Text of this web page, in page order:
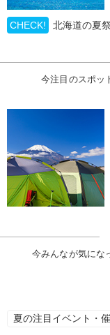
CHECK! 北海道の夏
今注目のスポッ
今みんなが気にな
夏の注目イベント・